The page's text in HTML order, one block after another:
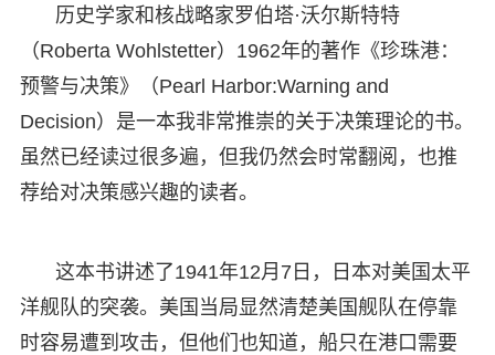
历史学家和核战略家罗伯塔·沃尔斯特特
（Roberta Wohlstetter）1962年的著作《珍珠港：
预警与决策》（Pearl Harbor:Warning and
Decision）是一本我非常推崇的关于决策理论的书。
虽然已经读过很多遍，但我仍然会时常翻阅，也推
荐给对决策感兴趣的读者。
这本书讲述了1941年12月7日，日本对美国太平
洋舰队的突袭。美国当局显然清楚美国舰队在停靠
时容易遭到攻击，但他们也知道，船只在港口需要